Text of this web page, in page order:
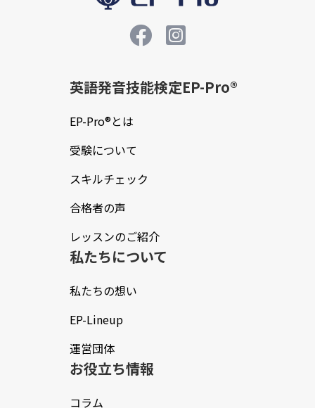
英語発音技能検定EP-Pro®
EP-Pro®とは
受験について
スキルチェック
合格者の声
レッスンのご紹介
私たちについて
私たちの想い
EP-Lineup
運営団体
お役立ち情報
コラム